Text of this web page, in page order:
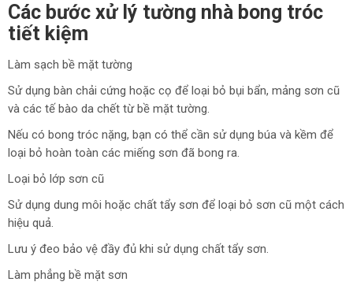
Các bước xử lý tường nhà bong tróc
tiết kiệm
Làm sạch bề mặt tường
Sử dụng bàn chải cứng hoặc cọ để loại bỏ bụi bẩn, mảng sơn cũ
và các tế bào da chết từ bề mặt tường.
Nếu có bong tróc nặng, bạn có thể cần sử dụng búa và kềm để
loại bỏ hoàn toàn các miếng sơn đã bong ra.
Loại bỏ lớp sơn cũ
Sử dụng dung môi hoặc chất tẩy sơn để loại bỏ sơn cũ một cách
hiệu quả.
Lưu ý đeo bảo vệ đầy đủ khi sử dụng chất tẩy sơn.
Làm phẳng bề mặt sơn